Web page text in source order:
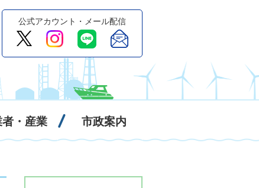
公式アカウント・メール配信
・産業 市政案内